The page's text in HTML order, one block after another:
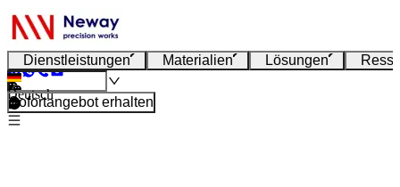
Dienstleistungen Materialien Lösungen
Deutsch
Sofortangebot erhalten